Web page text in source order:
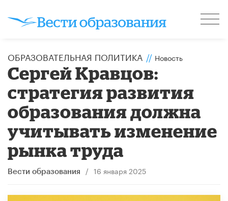
ОБРАЗОВАТЕЛЬНАЯ ПОЛИТИКА // Новость
Сергей Кравцов:
стратегия развития
образования должна
учитывать изменение
рынка труда
Вести образования / 16 января 2025